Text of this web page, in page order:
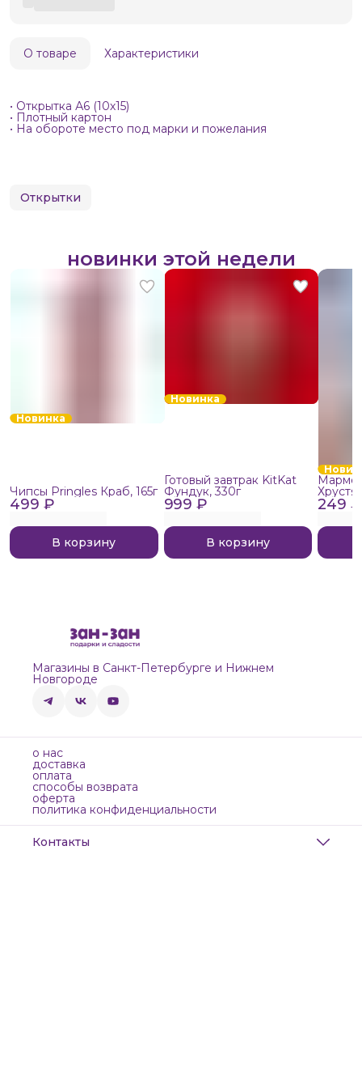
О товаре Характеристики
• Открытка А6 (10х15)
• Плотный картон
• На обороте место под марки и пожелания
Открытки
новинки этой недели
Новинка
499 ₽
Чипсы Pringles Краб, 165г
В корзину
Новинка
999 ₽
Готовый завтрак KitKat
Фундук, 330г
В корзину
249 ₽
Магазины в Санкт-Петербурге и Нижнем
Новгороде
о нас
доставка
оплата
способы возврата
оферта
политика конфиденциальности
Контакты